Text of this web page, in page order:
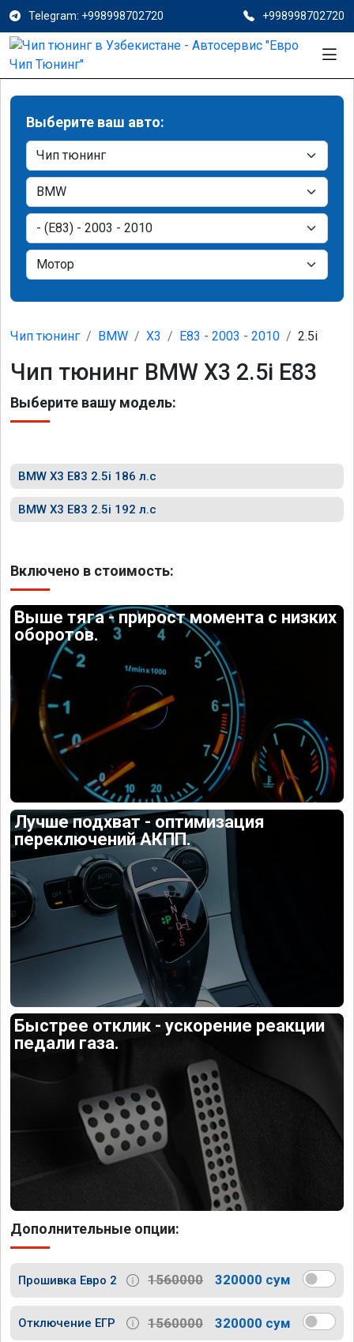
Telegram: +998998702720 +998998702720
Выберите ваш авто:
Чип тюнинг BMW X3 E83 - 2003 - 2010 2.5i
Чип тюнинг BMW X3 2.5i E83
Выберите вашу модель:
BMW X3 E83 2.5i 186 л.с
BMW X3 E83 2.5i 192 л.с
Включено в стоимость:
Выше тяга - прирост момента с низких
оборотов.
Лучше подхват - оптимизация
переключений АКПП.
Быстрее отклик - ускорение реакции
педали газа.
Дополнительные опции:
Прошивка Евро 2 1560000 320000 сум
Отключение ЕГР 1560000 320000 сум